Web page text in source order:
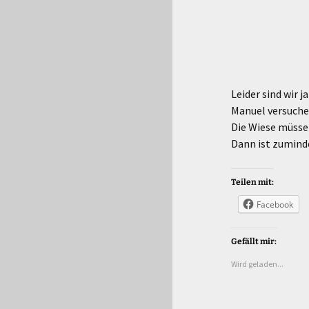
Leider sind wir
Manuel
Die Wiese
Dann ist
Teilen mit:
Facebook
Gefällt mir:
Wird geladen...